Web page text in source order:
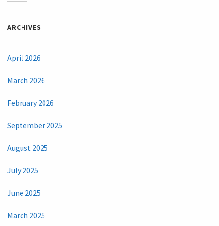
ARCHIVES
April 2026
March 2026
February 2026
September 2025
August 2025
July 2025
June 2025
March 2025